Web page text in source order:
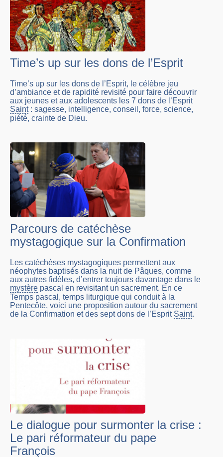
Time’s up sur les dons de l’Esprit
Time’s up sur les dons de l’Esprit, le célèbre jeu
d’ambiance et de rapidité revisité pour faire découvrir
aux jeunes et aux adolescents les 7 dons de l’Esprit
Saint: sagesse, intelligence, conseil, force, science,
piété, crainte de Dieu.
Parcours de catéchèse
mystagogique sur la Confirmation
Les catéchèses mystagogiques permettent aux
néophytes baptisés dans la nuit de Pâques, comme
aux autres fidèles, d’entrer toujours davantage dans le
mystère pascal en revisitant un sacrement. En ce
Temps pascal, temps liturgique qui conduit à la
Pentecôte, voici une proposition autour du sacrement
de la Confirmation et des sept dons de l’Esprit Saint.
Le dialogue pour surmonter la crise :
Le pari réformateur du pape
François